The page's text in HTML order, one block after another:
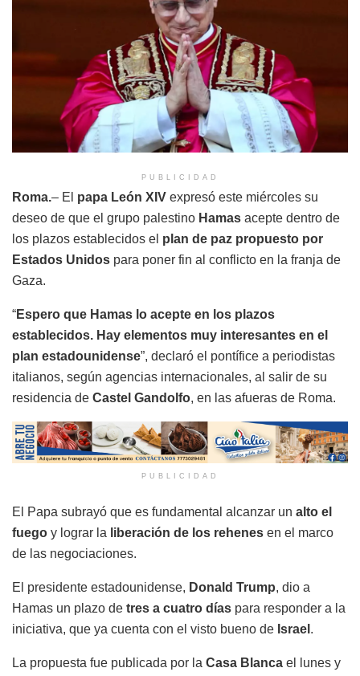
PUBLICIDAD
Roma.– El papa León XIV expresó este miércoles su
deseo de que el grupo palestino Hamas acepte dentro de
los plazos establecidos el plan de paz propuesto por
Estados Unidos para poner fin al conflicto en la franja de
Gaza.
“Espero que Hamas lo acepte en los plazos
establecidos. Hay elementos muy interesantes en el
plan estadounidense”, declaró el pontífice a periodistas
italianos, según agencias internacionales, al salir de su
residencia de Castel Gandolfo, en las afueras de Roma.
PUBLICIDAD
El Papa subrayó que es fundamental alcanzar un alto el
fuego y lograr la liberación de los rehenes en el marco
de las negociaciones.
El presidente estadounidense, Donald Trump, dio a
Hamas un plazo de tres a cuatro días para responder a la
iniciativa, que ya cuenta con el visto bueno de Israel .
La propuesta fue publicada por la Casa Blanca el lunes y